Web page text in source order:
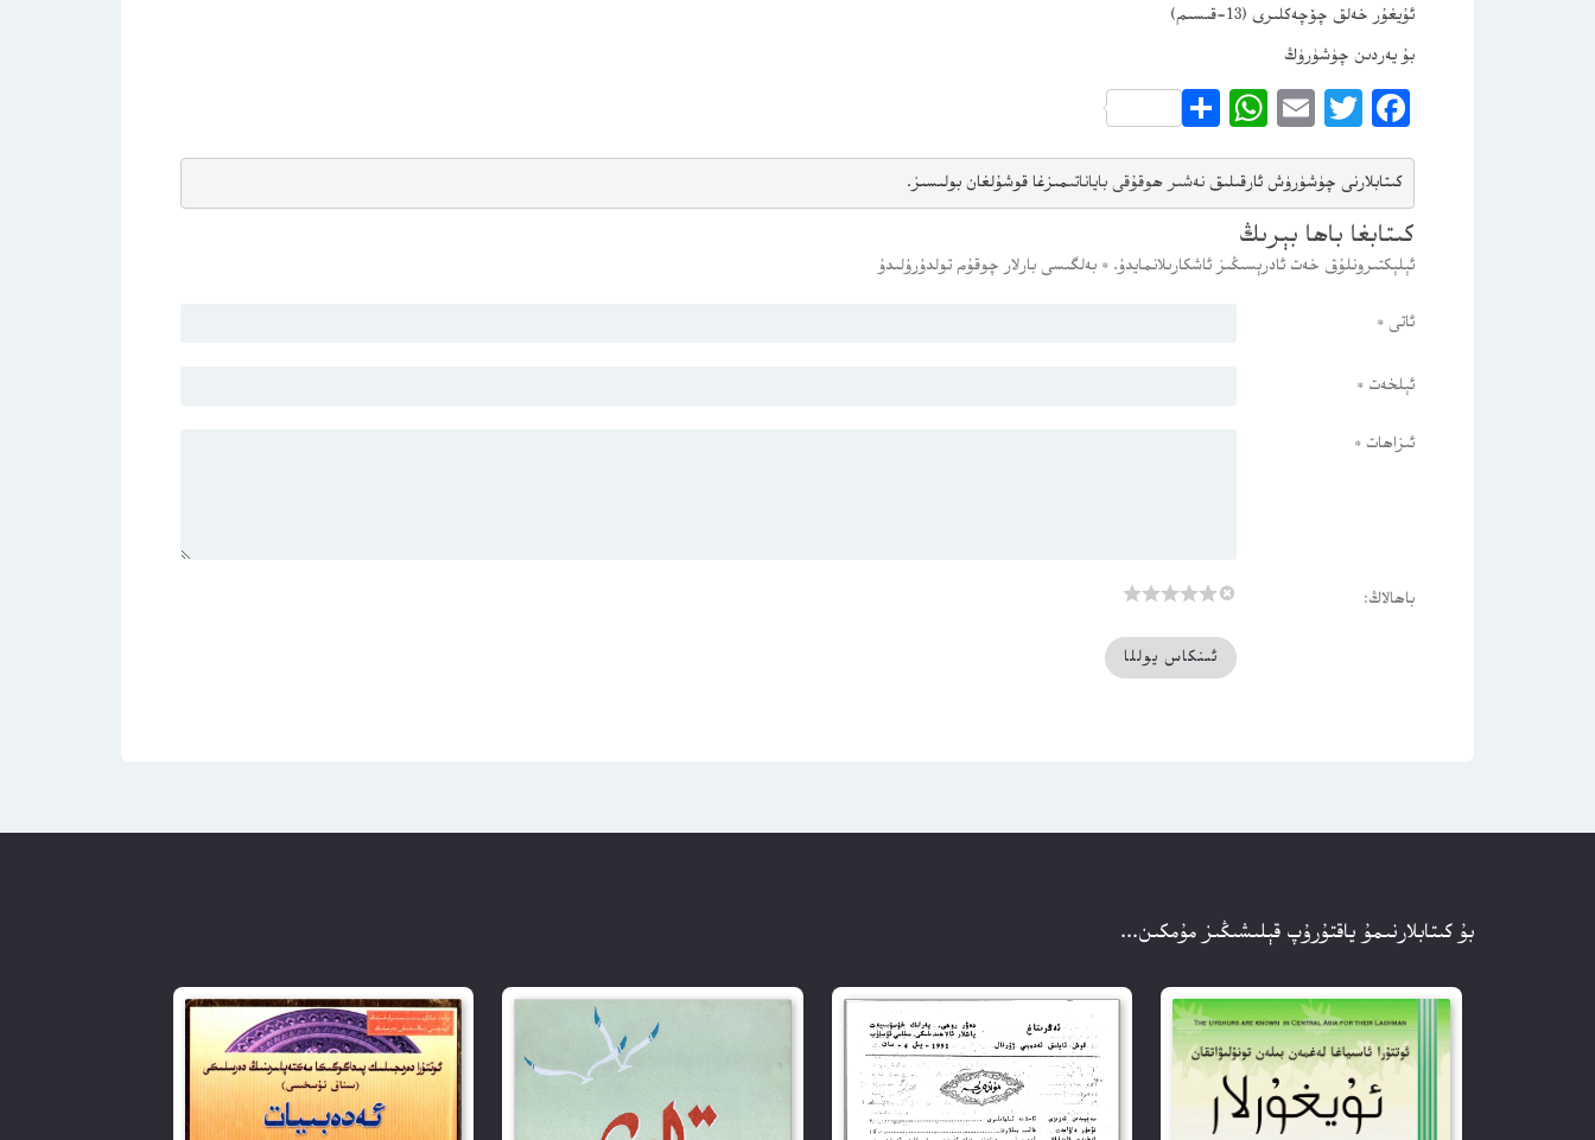
ئۇيغۇر خەلق چۆچەكلىرى (13-قىسىم)
بۇ يەردىن چۈشۈرۈڭ
Facebook
Twitter
Email
WhatsApp
Share
كىتابلارنى چۈشۈرۈش ئارقىلىق نەشىر ھوقۇقى باياناتىمىزغا قوشۇلغان بولىسىز.
كىتابغا باھا بېرىڭ
ئېلېكتىرونلۇق خەت ئادرېسىڭىز ئاشكارىلانمايدۇ. * بەلگىسى بارلار چوقۇم تولدۇرۇلىدۇ
ئاتى *
ئېلخەت *
ئىزاھات *
باھالاڭ:
بۇ كىتابلارنىمۇ ياقتۇرۇپ قېلىشىڭىز مۇمكىن...